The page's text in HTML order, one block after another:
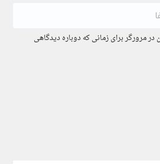
مرورگر برای زمانی که دوباره دیدگاهی